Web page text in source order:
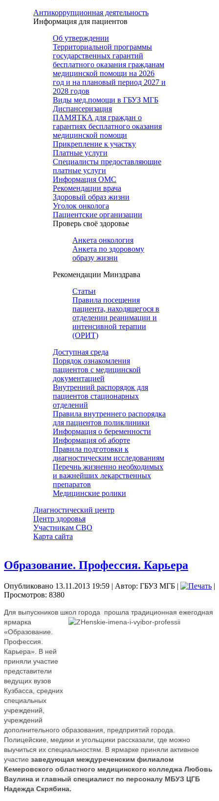
Антикоррупционная деятельность
Информация для пациентов
Об утверждении
Территориальной программы
государственных гарантий
бесплатного оказания гражданам
медицинской помощи на 2026
год и на плановый период 2027 и
2028 годов
Виды мед.помощи в ГБУЗ МГБ
Диспансеризация
ПАМЯТКА для граждан о
гарантиях бесплатного оказания
медицинской помощи
Прикрепление к участку
Платные услуги
Специалисты предоставляющие
платные услуги
Информация ОМС
Рекомендации врача
Здоровый образ жизни
Уголок онколога
Пациентские организации
Проверь своё здоровье
Анкета онкология
Анкета по здоровому
образу жизни
Рекомендации Минздрава
Статьи
Правила посещения
пациента, находящегося в
отделении реанимации и
интенсивной терапии
(ОРИТ)
Доступная среда
Порядок ознакомления
пациентов с медицинской
документацией
Внутренний распорядок для
пациентов стационарных
отделений
Правила внутреннего распорядка
для пациентов поликлиники
Информация о беременности
Информация об аборте
Правила подготовки к
диагностическим исследованиям
Перечнь жизненно необходимых
и важнейших лекарственных
препаратов
Медицинские ролики
Диагностический центр
Центр здоровья
Участникам СВО
Карта сайта
Образование. Профессия. Карьера
Опубликовано 13.11.2013 19:59 | Автор: ГБУЗ МГБ |
|
Просмотров: 8380
Для выпускников школ города прошла традиционная ежегодная
ярмарка
«Образование.
Профессия.
Карьера». В ней
приняли участие
представители
ведущих вузов
Кузбасса, средних
специальных
учреждений,
учреждений
дополнительного образования, предприятий города.
Полицейские, медики и угольщики рассказали, где можно
выучиться их специальностям. В ярмарке приняли активное
участие заведующая междуреченским филиалом
Кемеровского областного медицинского колледжа Любовь
Ваулина и главный специалист по персоналу МБУЗ ЦГБ
Надежда Скрябина.